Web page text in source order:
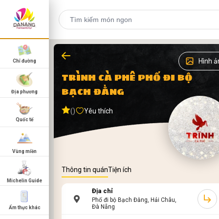
Chỉ đường
Địa phương
Quốc tế
Vùng miền
Michelin Guide
Ẩm thực khác
Hình
TRÌNH CÀ PHÊ PHỐ ĐI BỘ
BẠCH ĐẰNG
() Yêu thích
Thông tin quánTiện ích
Địa chỉ
Phố đi bộ Bạch Đằng, Hải Châu,
Đà Nẵng